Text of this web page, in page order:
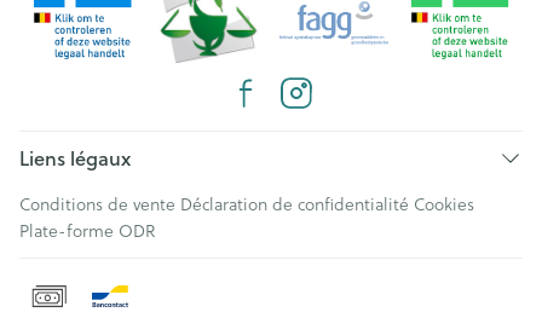
Liens légaux
Conditions de vente Déclaration de confidentialité Cookies
Plate-forme ODR